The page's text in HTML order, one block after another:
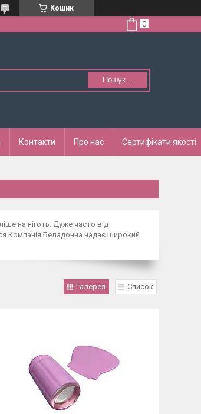
Кошик
Пошук...
Контакти Про нас Сертифікати якості
на ніготь. Дуже часто від
Беладонна надає широкий
Галерея Список